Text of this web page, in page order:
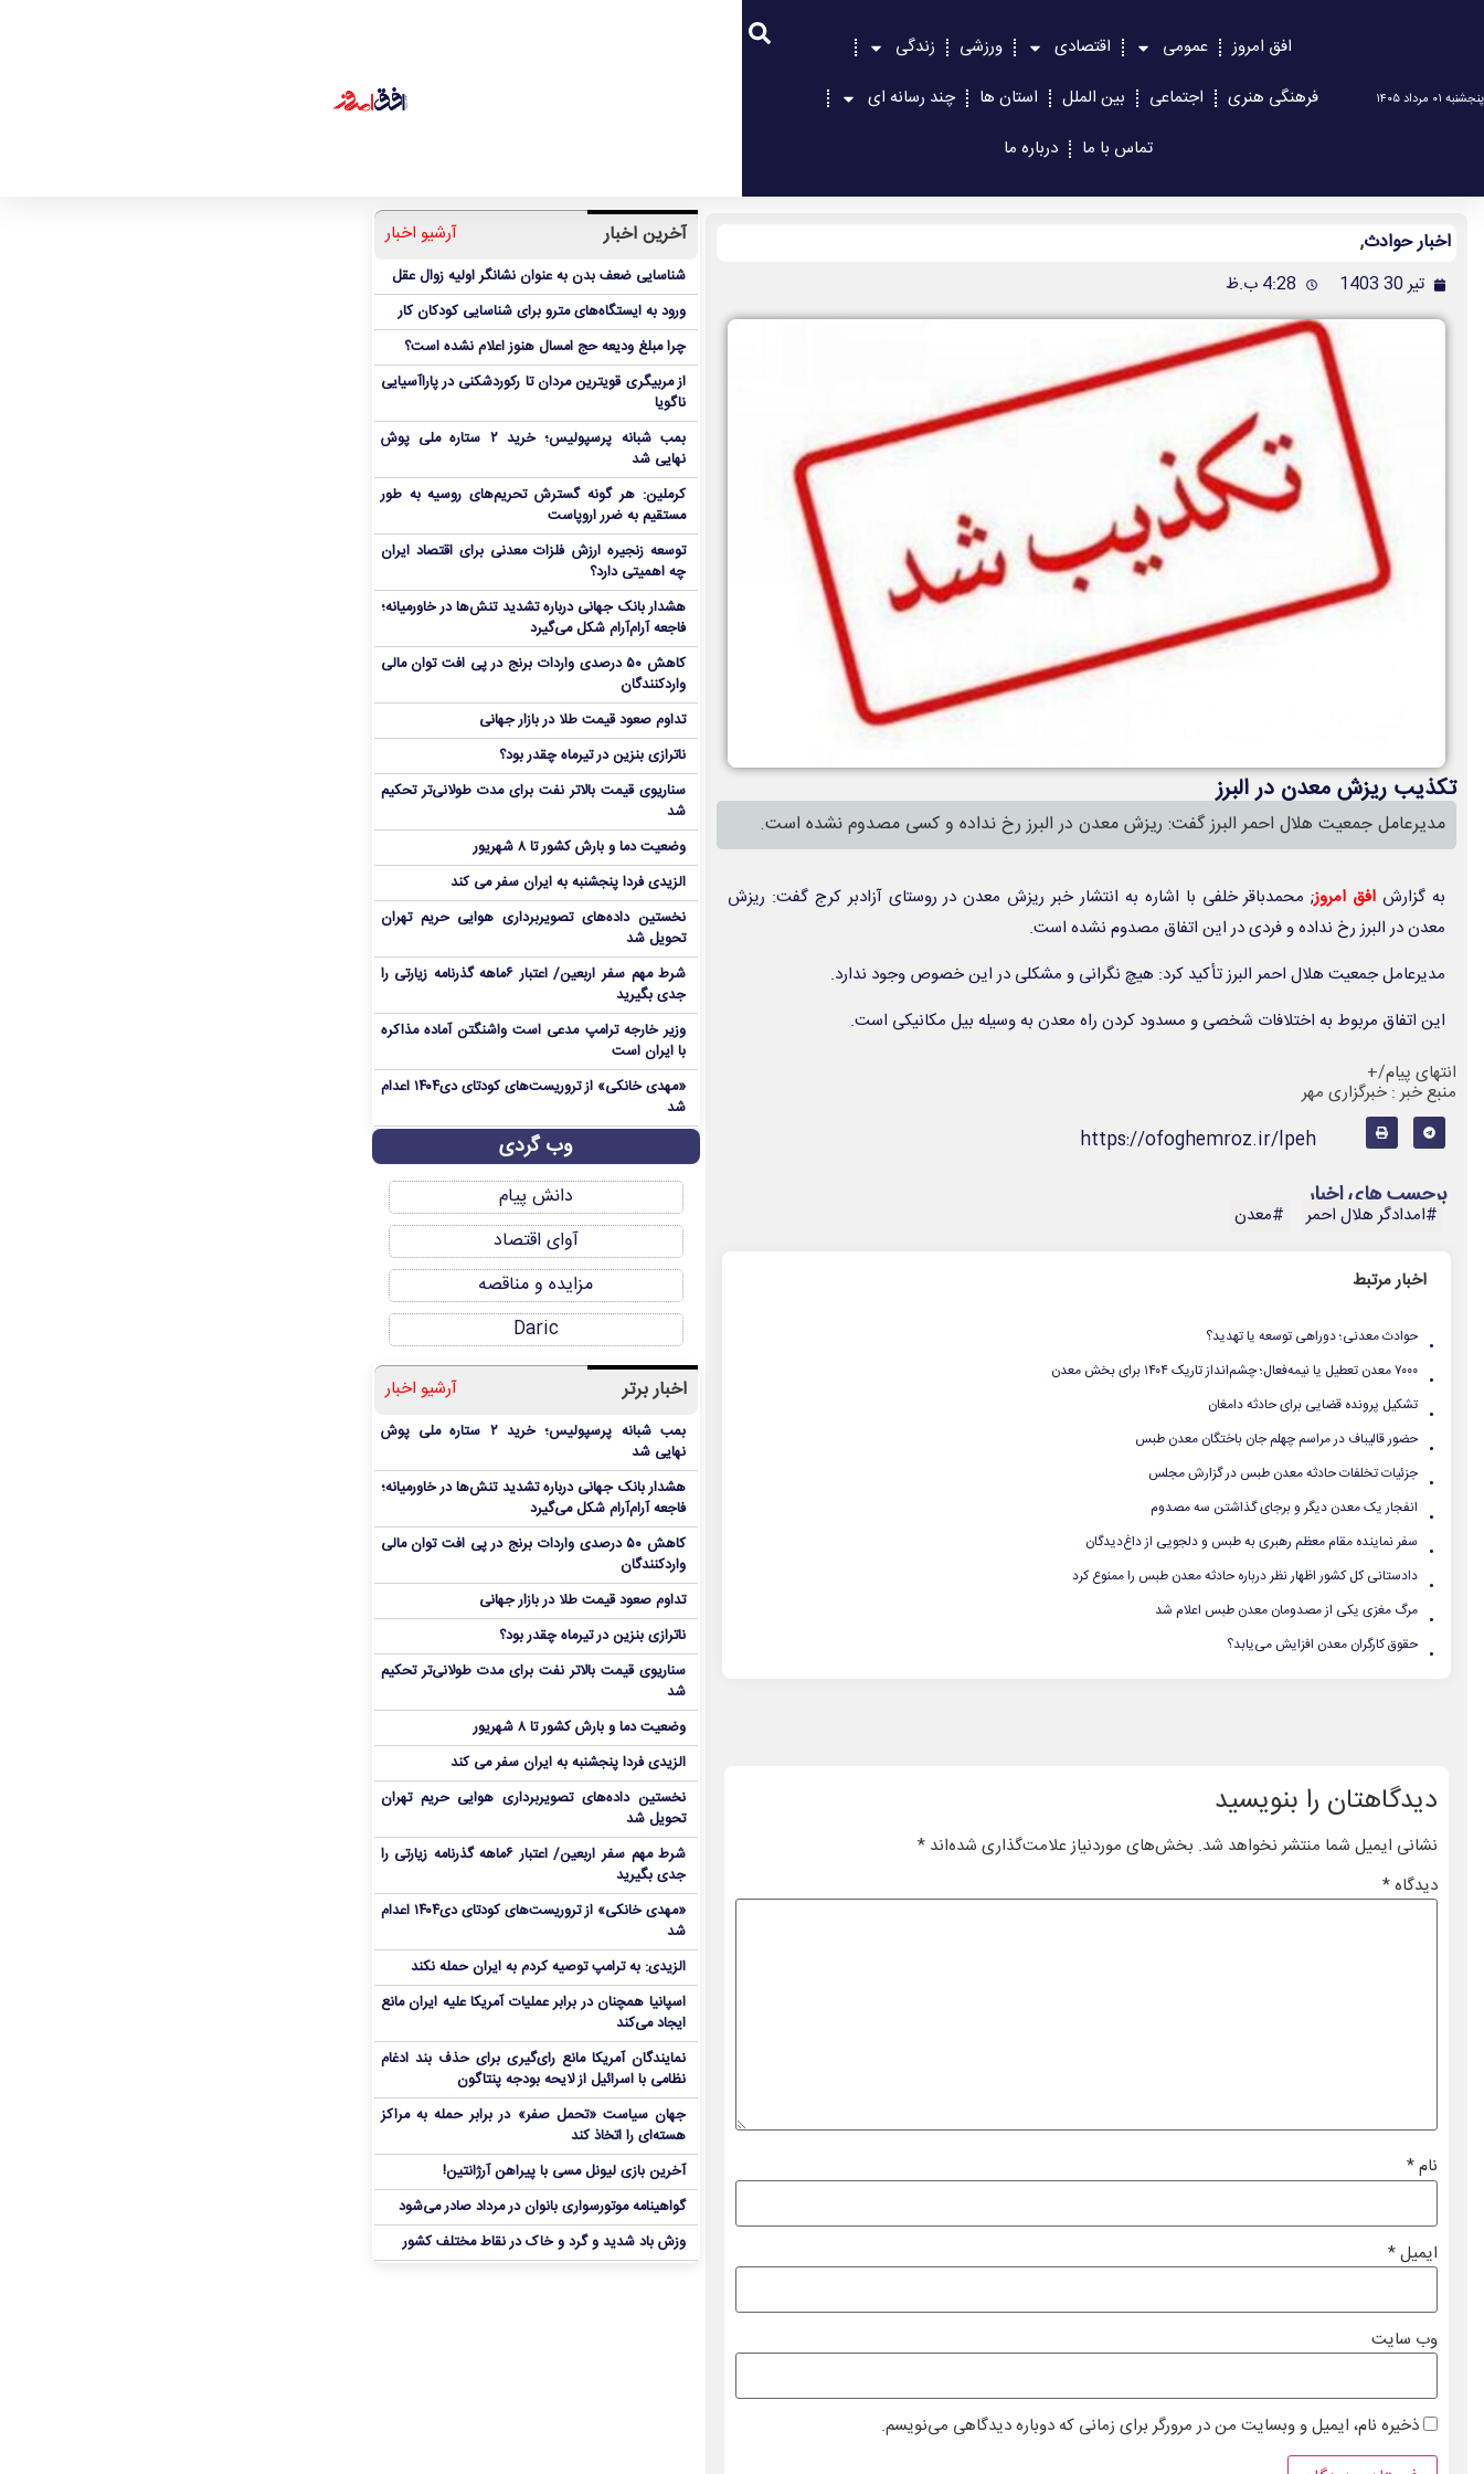
پنجشنبه ۰۱ مرداد ۱۴۰۵
افق امروز عمومی اقتصادی ورزشی
زندگی
فرهنگی هنری
اجتماعی بین الملل استان ها
چند رسانه ای
تماس با ما
درباره ما
اخبار حوادث,
تیر 30 1403 4:28 ب.ظ
تکذیب ریزش معدن در البرز
مدیرعامل جمعیت هلال احمر البرز گفت: ریزش معدن در البرز رخ نداده و کسی مصدوم نشده است.
به گزارش افق امروز; محمدباقر خلفی با اشاره به انتشار خبر ریزش معدن در روستای آزادبر کرج گفت: ریزش
معدن در البرز رخ نداده و فردی در این اتفاق مصدوم نشده است.
مدیرعامل جمعیت هلال احمر البرز تأکید کرد: هیچ نگرانی و مشکلی در این خصوص وجود ندارد.
این اتفاق مربوط به اختلافات شخصی و مسدود کردن راه معدن به وسیله بیل مکانیکی است.
انتهای پیام/+
منبع خبر : خبرگزاری مهر
https://ofoghemroz.ir/lpeh
برچسب های اخبار
#امدادگر هلال احمر #معدن
اخبار مرتبط
. حوادث معدنی؛ دوراهی توسعه یا تهدید؟
. ۷۰۰۰ معدن تعطیل یا نیمه‌فعال؛ چشم‌انداز تاریک ۱۴۰۴ برای بخش معدن
. تشکیل پرونده قضایی برای حادثه دامغان‌
. حضور قالیباف در مراسم چهلم جان باختگان معدن طبس
. جزئیات تخلفات حادثه معدن طبس در گزارش مجلس
. انفجار یک معدن دیگر و برجای گذاشتن سه مصدوم
. سفر نماینده مقام معظم رهبری به طبس و دلجویی از داغ‌دیدگان
. دادستانی کل کشور اظهار نظر درباره حادثه معدن طبس را ممنوع کرد
. مرگ مغزی یکی از مصدومان معدن طبس اعلام شد
. حقوق کارگران معدن افزایش می‌یابد؟
دیدگاهتان را بنویسید
نشانی ایمیل شما منتشر نخواهد شد. بخش‌های موردنیاز علامت‌گذاری شده‌اند*
دیدگاه*
نام*
ایمیل*
وب‌ سایت
ذخیره نام، ایمیل و وبسایت من در مرورگر برای زمانی که دوباره دیدگاهی می‌نویسم.
آخرین اخبار آرشیو اخبار
شناسایی ضعف بدن به عنوان نشانگر اولیه زوال عقل
ورود به ایستگاه‌های مترو برای شناسایی کودکان کار
چرا مبلغ ودیعه حج امسال هنوز اعلام نشده است؟
از مربیگری قویترین مردان تا رکوردشکنی در پاراآسیایی
ناگویا
بمب شبانه پرسپولیس؛ خرید ۲ ستاره ملی پوش
نهایی شد
کرملین: هر گونه گسترش تحریم‌های روسیه به طور
مستقیم به ضرر اروپاست
توسعه زنجیره ارزش فلزات معدنی برای اقتصاد ایران
چه اهمیتی دارد؟
هشدار بانک جهانی درباره تشدید تنش‌ها در خاورمیانه؛
فاجعه آرام‌آرام شکل می‌گیرد
کاهش ۵۰ درصدی واردات برنج در پی افت توان مالی
واردکنندگان
تداوم صعود قیمت طلا در بازار جهانی
ناترازی بنزین در تیرماه چقدر بود؟
سناریوی قیمت بالاتر نفت برای مدت طولانی‌تر تحکیم
شد
وضعیت دما و بارش کشور تا ۸ شهریور
الزیدی فردا پنجشنبه به ایران سفر می کند
نخستین داده‌های تصویربرداری هوایی حریم تهران
تحویل شد
شرط مهم سفر اربعین/ اعتبار ۶ماهه گذرنامه زیارتی را
جدی بگیرید
وزیر خارجه ترامپ مدعی است واشنگتن آماده مذاکره
با ایران است
«مهدی خانکی» از تروریست‌های کودتای دی۱۴۰۴ اعدام
شد
وب گردی
دانش پیام
آوای اقتصاد
مزایده و مناقصه
Daric
اخبار برتر آرشیو اخبار
بمب شبانه پرسپولیس؛ خرید ۲ ستاره ملی پوش
نهایی شد
هشدار بانک جهانی درباره تشدید تنش‌ها در خاورمیانه؛
فاجعه آرام‌آرام شکل می‌گیرد
کاهش ۵۰ درصدی واردات برنج در پی افت توان مالی
واردکنندگان
تداوم صعود قیمت طلا در بازار جهانی
ناترازی بنزین در تیرماه چقدر بود؟
سناریوی قیمت بالاتر نفت برای مدت طولانی‌تر تحکیم
شد
وضعیت دما و بارش کشور تا ۸ شهریور
الزیدی فردا پنجشنبه به ایران سفر می کند
نخستین داده‌های تصویربرداری هوایی حریم تهران
تحویل شد
شرط مهم سفر اربعین/ اعتبار ۶ماهه گذرنامه زیارتی را
جدی بگیرید
«مهدی خانکی» از تروریست‌های کودتای دی۱۴۰۴ اعدام
شد
الزیدی: به ترامپ توصیه کردم به ایران حمله نکند
اسپانیا همچنان در برابر عملیات آمریکا علیه ایران مانع
ایجاد می‌کند
نمایندگان آمریکا مانع رای‌گیری برای حذف بند ادغام
نظامی با اسرائیل از لایحه بودجه پنتاگون
جهان سیاست «تحمل صفر» در برابر حمله به مراکز
هسته‌ای را اتخاذ کند
آخرین بازی لیونل مسی با پیراهن آرژانتین!
گواهینامه موتورسواری بانوان در مرداد صادر می‌شود
وزش باد شدید و گرد و خاک در نقاط مختلف کشور